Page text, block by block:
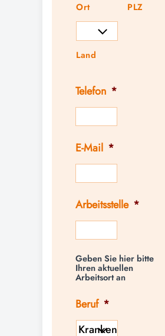
Ort PLZ
Land
Telefon *
E-Mail *
Arbeitsstelle *
Geben Sie hier bitte
Ihren aktuellen
Arbeitsort an
Beruf *